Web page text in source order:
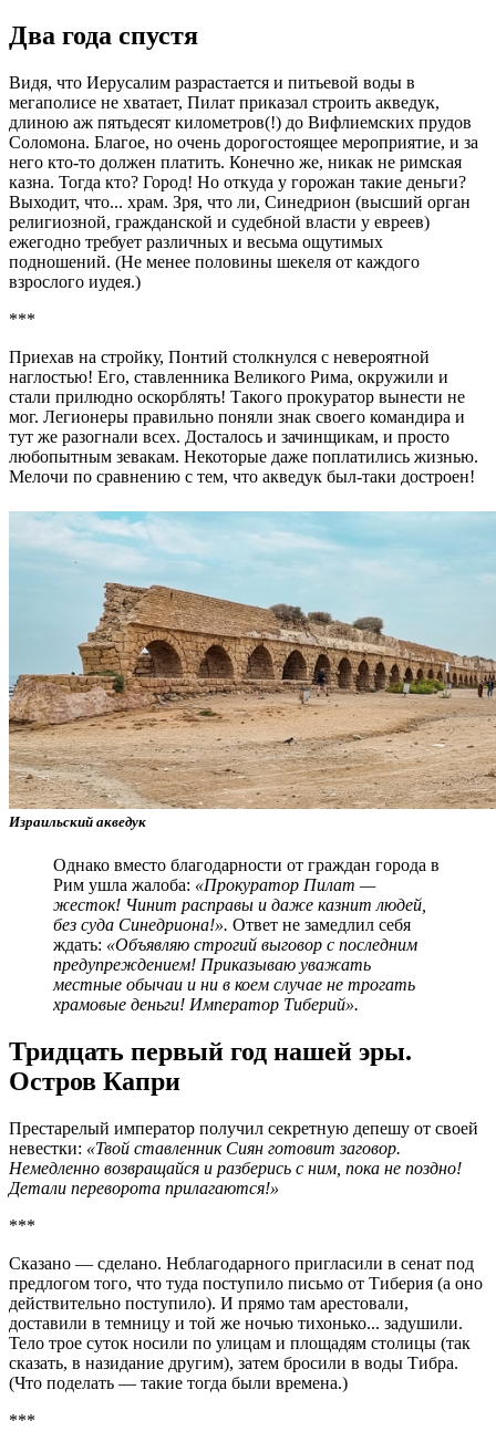
Два года спустя
Видя, что Иерусалим разрастается и питьевой воды в
мегаполисе не хватает, Пилат приказал строить акведук,
длиною аж пятьдесят километров(!) до Вифлиемских прудов
Соломона. Благое, но очень дорогостоящее мероприятие, и за
него кто-то должен платить. Конечно же, никак не римская
казна. Тогда кто? Город! Но откуда у горожан такие деньги?
Выходит, что... храм. Зря, что ли, Синедрион (высший орган
религиозной, гражданской и судебной власти у евреев)
ежегодно требует различных и весьма ощутимых
подношений. (Не менее половины шекеля от каждого
взрослого иудея.)
***
Приехав на стройку, Понтий столкнулся с невероятной
наглостью! Его, ставленника Великого Рима, окружили и
стали прилюдно оскорблять! Такого прокуратор вынести не
мог. Легионеры правильно поняли знак своего командира и
тут же разогнали всех. Досталось и зачинщикам, и просто
любопытным зевакам. Некоторые даже поплатились жизнью.
Мелочи по сравнению с тем, что акведук был-таки достроен!
Израильский акведук
Однако вместо благодарности от граждан города в
Рим ушла жалоба: «Прокуратор Пилат —
жесток! Чинит расправы и даже казнит людей,
без суда Синедриона!». Ответ не замедлил себя
ждать: «Объявляю строгий выговор с последним
предупреждением! Приказываю уважать
местные обычаи и ни в коем случае не трогать
храмовые деньги! Император Тиберий».
Тридцать первый год нашей эры.
Остров Капри
Престарелый император получил секретную депешу от своей
невестки: «Твой ставленник Сиян готовит заговор.
Немедленно возвращайся и разберись с ним, пока не поздно!
Детали переворота прилагаются!»
***
Сказано — сделано. Неблагодарного пригласили в сенат под
предлогом того, что туда поступило письмо от Тиберия (а оно
действительно поступило). И прямо там арестовали,
доставили в темницу и той же ночью тихонько... задушили.
Тело трое суток носили по улицам и площадям столицы (так
сказать, в назидание другим), затем бросили в воды Тибра.
(Что поделать — такие тогда были времена.)
***